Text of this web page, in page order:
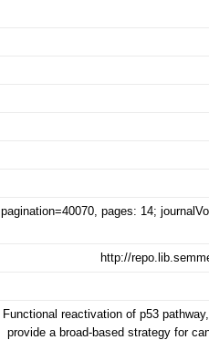
pagination=40070, pages: 14;
http://
Functional reactivation of p53
provide a broad-based strategy for